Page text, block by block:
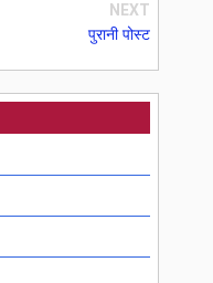
NEXT
पुरानी पोस्ट